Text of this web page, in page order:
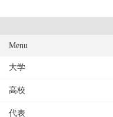
Menu
大学
高校
代表